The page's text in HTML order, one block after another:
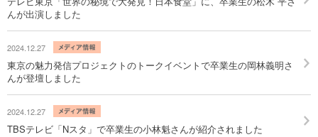
んが出演しました
2024.12.27
東京の魅力発信プロジェクトのトークイベントで卒業生の岡林義明さ
んが登壇しました
2024.12.27
TBSテレビ「Nスタ」で卒業生の小林魁さんが紹介されました